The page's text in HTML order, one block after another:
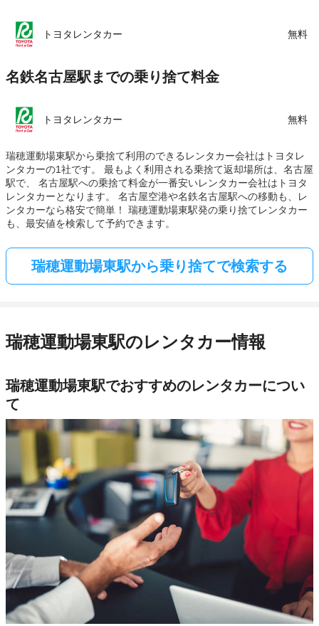
トヨタレンタカー 無料
名鉄名古屋駅までの乗り捨て料金
トヨタレンタカー 無料
瑞穂運動場東駅から乗捨て利用のできるレンタカー会社はトヨタレ
ンタカーの1社です。 最もよく利用される乗捨て返却場所は、名古屋
駅で、 名古屋駅への乗捨て料金が一番安いレンタカー会社はトヨタ
レンタカーとなります。 名古屋空港や名鉄名古屋駅への移動も、レ
ンタカーなら格安で簡単！ 瑞穂運動場東駅発の乗り捨てレンタカー
も、最安値を検索して予約できます。
瑞穂運動場東駅から乗り捨てで検索する
瑞穂運動場東駅のレンタカー情報
瑞穂運動場東駅でおすすめのレンタカーについ
て